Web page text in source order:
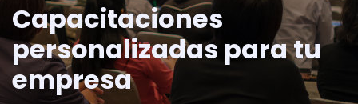
Capacitaciones
personalizadas para tu
empresa